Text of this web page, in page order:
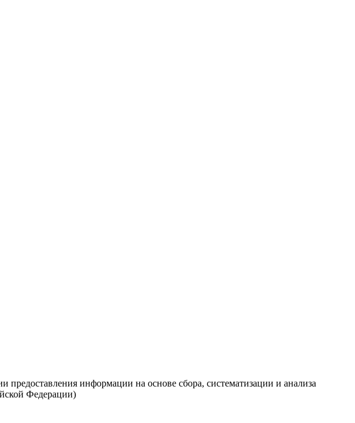
предоставления информации на основе сбора, систематизации и анализа
Федерации)